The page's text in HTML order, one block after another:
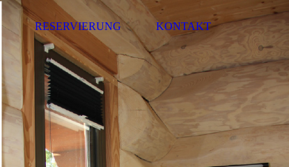
RESERVIERUNG KONTAKT